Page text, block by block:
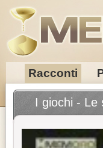
Racconti
I giochi - Le